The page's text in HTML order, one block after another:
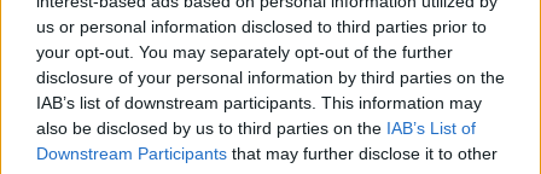
us or personal information disclosed to third parties prior to
your opt-out. You may separately opt-out of the further
disclosure of your personal information by third parties on the
IAB’s list of downstream participants. This information may
also be disclosed by us to third parties on the IAB’s List of
Downstream Participants that may further disclose it to other
felkerültek az autókra, így Molnár Martin
Virtuosijára is (nyitóképünkön) a #TEAMWILL37
feliratú matricák.
Csapatfotó a GB3-ban: